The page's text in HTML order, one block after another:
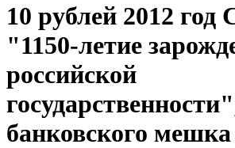
10 рублей 2012
"1150-летие
российской
банковского мешка